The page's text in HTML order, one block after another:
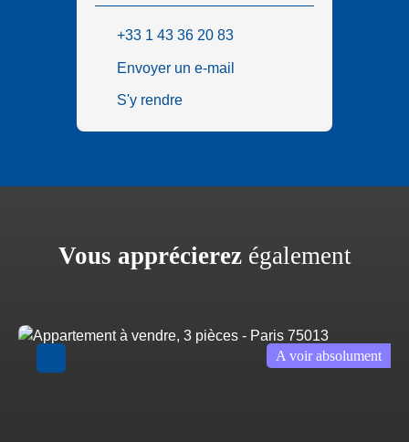
+33 1 43 36 20 83
Envoyer un e-mail
S'y rendre
Vous apprécierezégalement
A voir absolument